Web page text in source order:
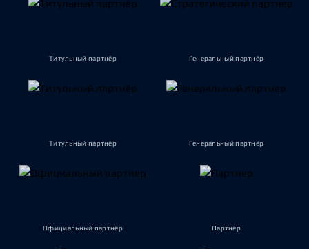
Титульный партнёр Генеральный партнёр
Титульный партнёр Генеральный партнёр
Официальный партнёр Партнёр